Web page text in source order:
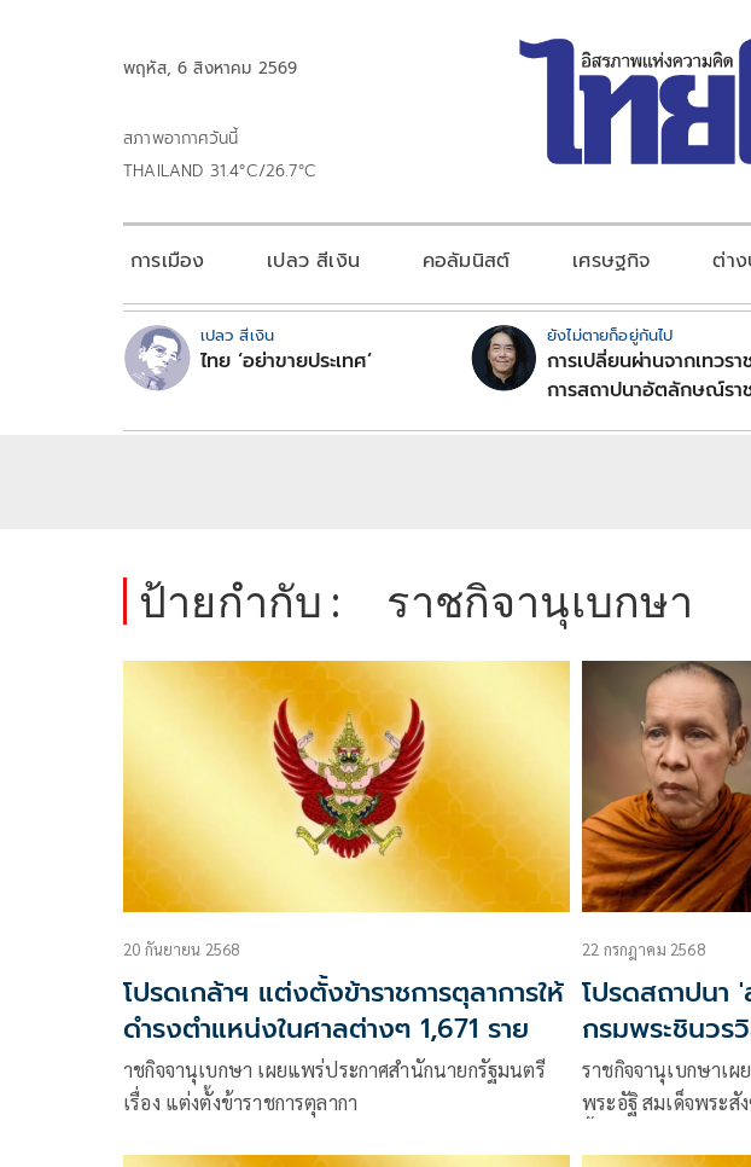
พฤหัส, 6 สิงหาคม 2569
สภาพอากาศวันนี้
THAILAND 31.4°C/26.7°C
การเมือง เปลว สีเงิน คอลัมนิสต์ เศรษฐกิจ ต่าง
เปลว สีเงิน
ไทย ‘อย่าขายประเทศ’
ยังไม่ตายก็อยู่กันไป
การเปลี่ยนผ่านจากเทวรา
การสถาปนาอัตลักษณ์รา
ป้ายกำกับ : ราชกิจานุเบกษา
20 กันยายน 2568
โปรดเกล้าฯ แต่งตั้งข้าราชการตุลาการให้
ดำรงตำแหน่งในศาลต่างๆ 1,671 ราย
าชกิจจานุเบกษา เผยแพร่ประกาศสำนักนายกรัฐมนตรี
เรื่อง แต่งตั้งข้าราชการตุลากา
22 กรกฎาคม 2568
โปรดสถาปนา
กรมพระชินวร
ราชกิจจานุเบกษาเ
พระอัฐิ สมเด็จพระสั